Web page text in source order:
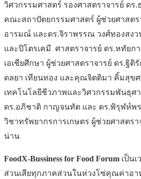
วิศวกรรมศาสตร์ รองศาสตราจารย์ ดร
คณะสถาปัตยกรรมศาสตร์ ผู้ช่วยศาสตร
อารมณ์ และดร.จิราพรรณ วงศ์ทองสงว
และปิโตรเคมี ศาสตราจารย์ ดร.หทัยก
เอเชียศึกษา ผู้ช่วยศาสตราจารย์ ดร.ฐิติ
ดลยา เทียนทอง และคุณจิตติมา คิ้มสุข
เทคโนโลยีชีวภาพและวิศวกรรมพันธุศ
ดร.อภิชาติ กาญจนทัต และ ดร.พิรุฬห์พ
วิชาทรัพยากรการเกษตร ผู้ช่วยศาสต
น่าน
FoodX-Bussiness for Food Forum เป็น
ส่วนเสียทุกภาคส่วนในห่วงโซ่คุณค่าอา